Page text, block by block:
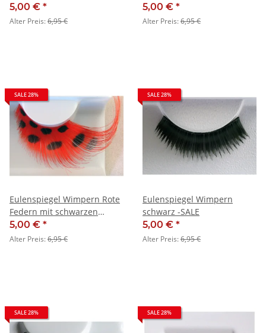
5,00 € *
Alter Preis:6,95 €
5,00 € *
Alter Preis:6,95 €
SALE 28%
Eulenspiegel Wimpern Rote
Federn mit schwarzen
Punkten - SALE
5,00 € *
Alter Preis:6,95 €
SALE 28%
Eulenspiegel Wimpern
schwarz -SALE
5,00 € *
Alter Preis:6,95 €
SALE 28% SALE 28%